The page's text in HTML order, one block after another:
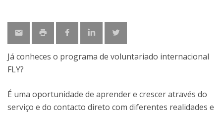
Já conheces o programa de voluntariado internacional
FLY?
É uma oportunidade de aprender e crescer através do
serviço e do contacto direto com diferentes realidades e